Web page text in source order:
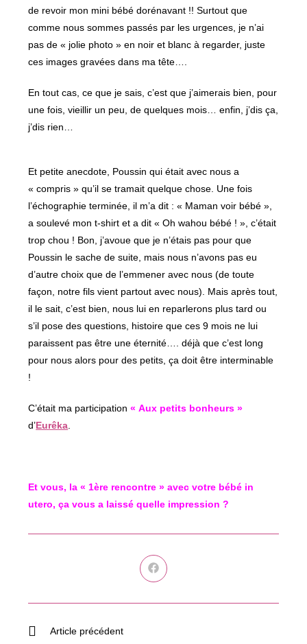
de revoir mon mini bébé dorénavant !! Surtout que
comme nous sommes passés par les urgences, je n’ai
pas de « jolie photo » en noir et blanc à regarder, juste
ces images gravées dans ma tête….
En tout cas, ce que je sais, c’est que j’aimerais bien, pour
une fois, vieillir un peu, de quelques mois… enfin, j’dis ça,
j’dis rien…
Et petite anecdote, Poussin qui était avec nous a
« compris » qu’il se tramait quelque chose. Une fois
l’échographie terminée, il m’a dit : « Maman voir bébé »,
a soulevé mon t-shirt et a dit « Oh wahou bébé ! », c’était
trop chou ! Bon, j’avoue que je n’étais pas pour que
Poussin le sache de suite, mais nous n’avons pas eu
d’autre choix que de l’emmener avec nous (de toute
façon, notre fils vient partout avec nous). Mais après tout,
il le sait, c’est bien, nous lui en reparlerons plus tard ou
s’il pose des questions, histoire que ces 9 mois ne lui
paraissent pas être une éternité…. déjà que c’est long
pour nous alors pour des petits, ça doit être interminable
!
C’était ma participation« Aux petits bonheurs »
d’Eurêka
Et vous, la « 1ère rencontre » avec votre bébé in
utero, ça vous a laissé quelle impression ?
Ouvrir
dans
autre
ReadArticle précédent